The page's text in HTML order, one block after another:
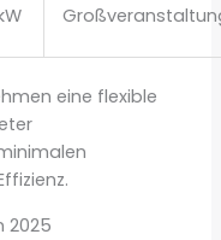
eine flexible
2025